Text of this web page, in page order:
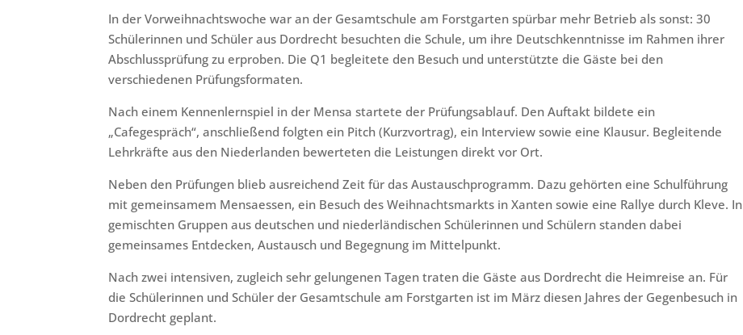
In der Vorweihnachtswoche war an der Gesamtschule am Forstgarten spürbar mehr Betrieb als sonst: 30
Schülerinnen und Schüler aus Dordrecht besuchten die Schule, um ihre Deutschkenntnisse im Rahmen ihrer
Abschlussprüfung zu erproben. Die Q1 begleitete den Besuch und unterstützte die Gäste bei den
verschiedenen Prüfungsformaten.
Nach einem Kennenlernspiel in der Mensa startete der Prüfungsablauf. Den Auftakt bildete ein
„Cafegespräch“, anschließend folgten ein Pitch (Kurzvortrag), ein Interview sowie eine Klausur. Begleitende
Lehrkräfte aus den Niederlanden bewerteten die Leistungen direkt vor Ort.
Neben den Prüfungen blieb ausreichend Zeit für das Austauschprogramm. Dazu gehörten eine Schulführung
mit gemeinsamem Mensaessen, ein Besuch des Weihnachtsmarkts in Xanten sowie eine Rallye durch Kleve. In
gemischten Gruppen aus deutschen und niederländischen Schülerinnen und Schülern standen dabei
gemeinsames Entdecken, Austausch und Begegnung im Mittelpunkt.
Nach zwei intensiven, zugleich sehr gelungenen Tagen traten die Gäste aus Dordrecht die Heimreise an. Für
die Schülerinnen und Schüler der Gesamtschule am Forstgarten ist im März diesen Jahres der Gegenbesuch in
Dordrecht geplant.